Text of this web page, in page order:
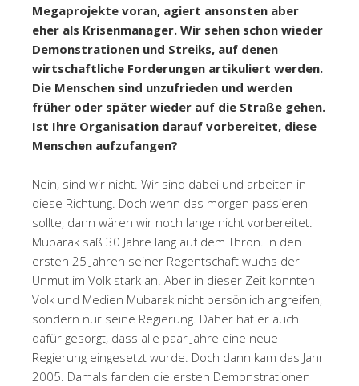
Megaprojekte voran, agiert ansonsten aber
eher als Krisenmanager. Wir sehen schon wieder
Demonstrationen und Streiks, auf denen
wirtschaftliche Forderungen artikuliert werden.
Die Menschen sind unzufrieden und werden
früher oder später wieder auf die Straße gehen.
Ist Ihre Organisation darauf vorbereitet, diese
Menschen aufzufangen?
Nein, sind wir nicht. Wir sind dabei und arbeiten in
diese Richtung. Doch wenn das morgen passieren
sollte, dann wären wir noch lange nicht vorbereitet.
Mubarak saß 30 Jahre lang auf dem Thron. In den
ersten 25 Jahren seiner Regentschaft wuchs der
Unmut im Volk stark an. Aber in dieser Zeit konnten
Volk und Medien Mubarak nicht persönlich angreifen,
sondern nur seine Regierung. Daher hat er auch
dafür gesorgt, dass alle paar Jahre eine neue
Regierung eingesetzt wurde. Doch dann kam das Jahr
2005. Damals fanden die ersten Demonstrationen